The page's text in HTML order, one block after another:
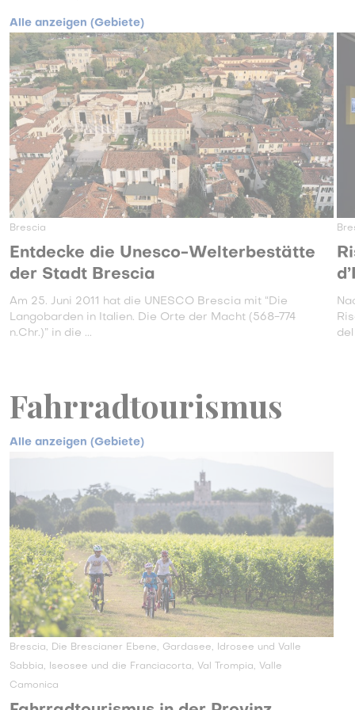
Alle anzeigen (Gebiete)
Brescia
Entdecke die Unesco-Welterbestätte
der Stadt Brescia
Am 25. Juni 2011 hat die UNESCO Brescia mit “Die
Langobarden in Italien. Die Orte der Macht (568-774
n.Chr.)” in die ...
Fahrradtourismus
Alle anzeigen (Gebiete)
Brescia, Die Brescianer Ebene, Gardasee, Idrosee und Valle
Sabbia, Iseosee und die Franciacorta, Val Trompia, Valle
Camonica